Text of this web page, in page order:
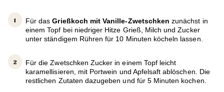
Für dasGrießkoch mit Vanille-Zwetschken zunächst in
einem Topf bei niedriger Hitze Grieß, Milch und Zucker
unter ständigem Rühren für 10 Minuten köcheln lassen.
Für die Zwetschken Zucker in einem Topf leicht
karamellisieren, mit Portwein und Apfelsaft ablöschen. Die
restlichen Zutaten dazugeben und für 5 Minuten kochen.